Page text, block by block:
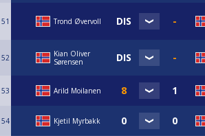
51 Trond Øvervoll
52
Kian Oliver
Sørensen
53 Arild Moilanen
54 Kjetil Myrbakk